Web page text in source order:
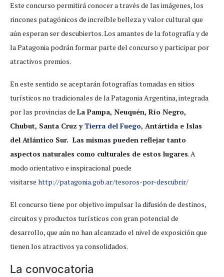
Este concurso permitirá conocer a través de las imágenes, los
rincones patagónicos de increíble belleza y valor cultural que
aún esperan ser descubiertos. Los amantes de la fotografía y de
la Patagonia podrán formar parte del concurso y participar por
atractivos premios.
En este sentido se aceptarán fotografías tomadas en sitios
turísticos no tradicionales de la Patagonia Argentina, integrada
por las provincias de La Pampa, Neuquén, Río Negro,
Chubut, Santa Cruz yTierra del Fuego, Antártida e Islas
del Atlántico Sur. Las mismas pueden reflejar tanto
aspectos naturales como culturales de estos lugares. A
modo orientativo e inspiracional puede
visitarse http://patagonia.gob.ar/tesoros-por-descubrir/
El concurso tiene por objetivo impulsar la difusión de destinos,
circuitos y productos turísticos con gran potencial de
desarrollo, que aún no han alcanzado el nivel de exposición que
tienen los atractivos ya consolidados.
La convocatoria